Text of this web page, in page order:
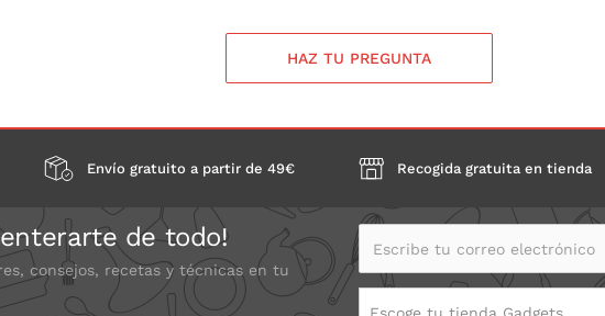
HAZ TU PREGUNTA
Envío gratuito a partir de 49€ Recogida gratuita en tienda
de todo!
consejos, recetas y técnicas en tu
Escribe tu correo electrónico
Escoge tu tienda Gadgets